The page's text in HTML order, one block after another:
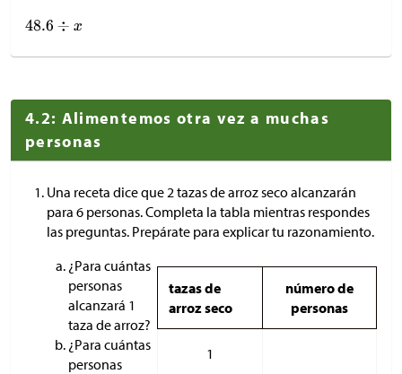
4.2: Alimentemos otra vez a muchas
personas
Una receta dice que 2 tazas de arroz seco alcanzarán
para 6 personas. Completa la tabla mientras respondes
las preguntas. Prepárate para explicar tu razonamiento.
¿Para cuántas
personas
alcanzará 1
taza de arroz?
¿Para cuántas
personas
tazas de
arroz seco
número de
personas
1